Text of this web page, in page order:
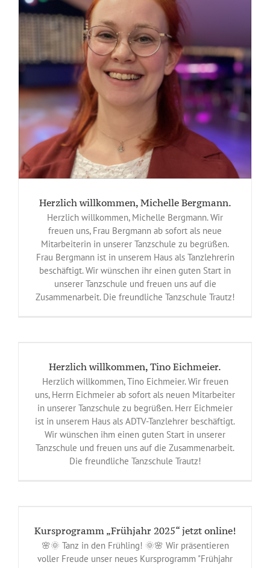
Herzlich willkommen, Michelle Bergmann.
Herzlich willkommen, Michelle Bergmann. Wir
freuen uns, Frau Bergmann ab sofort als neue
Mitarbeiterin in unserer Tanzschule zu begrüßen.
Frau Bergmann ist in unserem Haus als Tanzlehrerin
beschäftigt. Wir wünschen ihr einen guten Start in
unserer Tanzschule und freuen uns auf die
Zusammenarbeit. Die freundliche Tanzschule Trautz!
Herzlich willkommen, Tino Eichmeier.
Herzlich willkommen, Tino Eichmeier. Wir freuen
uns, Herrn Eichmeier ab sofort als neuen Mitarbeiter
in unserer Tanzschule zu begrüßen. Herr Eichmeier
ist in unserem Haus als ADTV-Tanzlehrer beschäftigt.
Wir wünschen ihm einen guten Start in unserer
Tanzschule und freuen uns auf die Zusammenarbeit.
Die freundliche Tanzschule Trautz!
Kursprogramm „Frühjahr 2025“ jetzt online!
🌸🌞 Tanz in den Frühling! 🌞🌸 Wir präsentieren
voller Freude unser neues Kursprogramm "Frühjahr